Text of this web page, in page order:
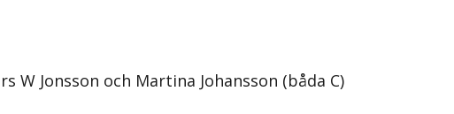
W Jonsson och Martina Johansson (båda C)